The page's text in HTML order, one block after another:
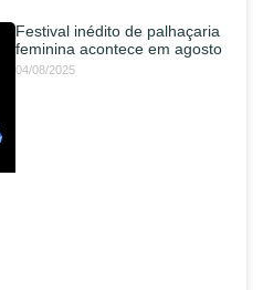
Festival inédito de palhaçaria
feminina acontece em agosto
04/08/2025